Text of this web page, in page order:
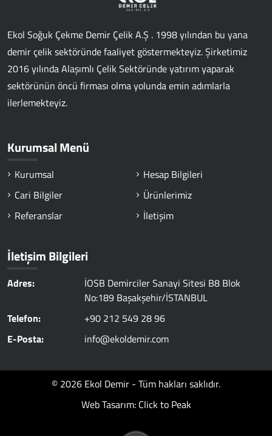
Ekol Soğuk Çekme Demir Çelik A.Ş . 1998 yılından bu yana
demir çelik sektöründe faaliyet göstermekteyiz. Şirketimiz
2016 yılında Alaşımlı Çelik Sektöründe yatırım yaparak
sektörünün öncü firması olma yolunda emin adımlarla
ilerlemekteyiz.
Kurumsal Menü
Kurumsal
Hesap Bilgileri
Cari Bilgiler
Ürünlerimiz
Referanslar
İletişim
İletişim Bilgileri
Adres:
İOSB Demirciler Sanayi Sitesi B8 Blok
No:189 Başakşehir/İSTANBUL
Telefon:
+90 212 549 28 96
E-Posta:
info@ekoldemir.com
© 2026 Ekol Demir - Tüm hakları saklıdır.
Web Tasarım: Click to Peak